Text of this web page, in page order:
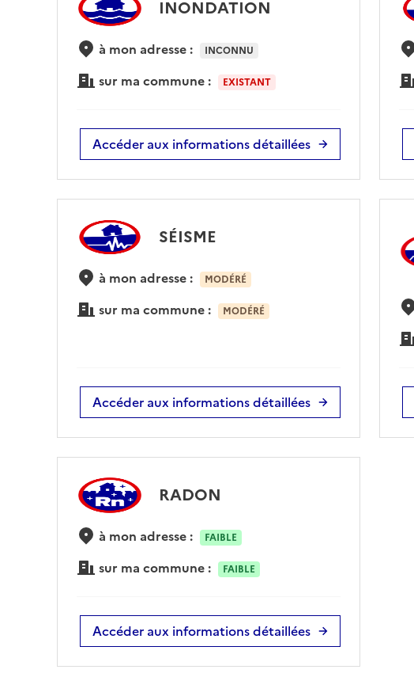
INONDATION
à mon adresse : INCONNU
sur ma commune : EXISTANT
Accéder aux informations détaillées
SÉISME
à mon adresse : MODÉRÉ
sur ma commune : MODÉRÉ
Accéder aux informations détaillées
RADON
à mon adresse : FAIBLE
sur ma commune : FAIBLE
Accéder aux informations détaillées